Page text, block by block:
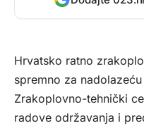
Hrvatsko ratno
spremno za
Zrakoplovno-tehnički
radove održavanja i